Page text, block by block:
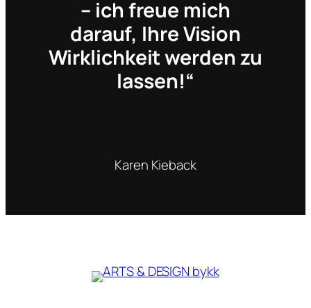
– ich freue mich
darauf, Ihre Vision
Wirklichkeit werden zu
lassen!“
Karen Kieback